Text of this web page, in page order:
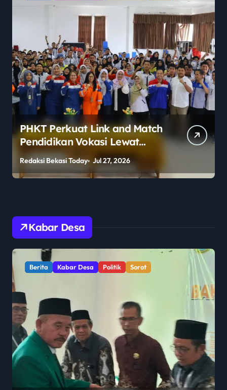
Polemik Legalitas Sekolah
Berlabel Asing Mencuat,
Publik Pertanyakan
Pengawasan Pemerintah
Redaksi Bekasi Today Jul 27, 2026
Kabar Desa
Berita Kabar Desa Politik Sorot